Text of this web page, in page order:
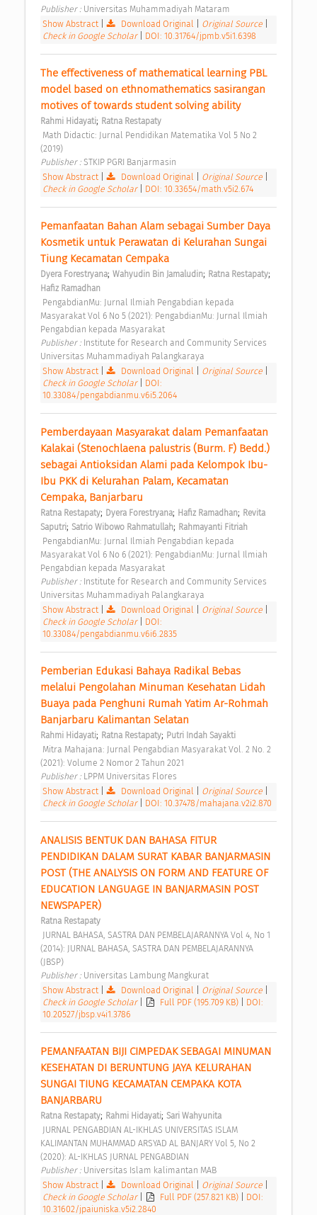
Publisher : Universitas Muhammadiyah Mataram
Show Abstract
Download Original Original Source
Check in Google Scholar
DOI: 10.31764/jpmb.v5i1.6398
The effectiveness of mathematical learning PBL
model based on ethnomathematics sasirangan
motives of towards student solving ability
Rahmi Hidayati; Ratna Restapaty
(2019)
Publisher : STKIP PGRI Banjarmasin
Show Abstract
Download Original Original Source
Check in Google Scholar
DOI: 10.33654/math.v5i2.674
Pemanfaatan Bahan Alam sebagai Sumber Daya
Kosmetik untuk Perawatan di Kelurahan Sungai
Tiung Kecamatan Cempaka
Dyera Forestryana; Wahyudin Bin Jamaludin; Ratna Restapaty;
Hafiz Ramadhan
Masyarakat Vol 6 No 5 (2021): PengabdianMu: Jurnal Ilmiah
Pengabdian kepada Masyarakat
Publisher : Institute for Research and Community Services
Universitas Muhammadiyah Palangkaraya
Show Abstract
Download Original Original Source
Check in Google Scholar
DOI:
10.33084/pengabdianmu.v6i5.2064
Pemberdayaan Masyarakat dalam Pemanfaatan
Kalakai (Stenochlaena palustris (Burm. F) Bedd.)
sebagai Antioksidan Alami pada Kelompok Ibu-
Ibu PKK di Kelurahan Palam, Kecamatan
Cempaka, Banjarbaru
Ratna Restapaty; Dyera Forestryana; Hafiz Ramadhan; Revita
Saputri; ‪Satrio Wibowo Rahmatullah‬; Rahmayanti Fitriah
Masyarakat Vol 6 No 6 (2021): PengabdianMu: Jurnal Ilmiah
Pengabdian kepada Masyarakat
Publisher : Institute for Research and Community Services
Universitas Muhammadiyah Palangkaraya
Show Abstract
Download Original Original Source
Check in Google Scholar
DOI:
10.33084/pengabdianmu.v6i6.2835
Pemberian Edukasi Bahaya Radikal Bebas
melalui Pengolahan Minuman Kesehatan Lidah
Buaya pada Penghuni Rumah Yatim Ar-Rohmah
Banjarbaru Kalimantan Selatan
Rahmi Hidayati; Ratna Restapaty; Putri Indah Sayakti
(2021): Volume 2 Nomor 2 Tahun 2021
Publisher : LPPM Universitas Flores
Show Abstract
Download Original Original Source
Check in Google Scholar
DOI: 10.37478/mahajana.v2i2.870
ANALISIS BENTUK DAN BAHASA FITUR
PENDIDIKAN DALAM SURAT KABAR BANJARMASIN
POST (THE ANALYSIS ON FORM AND FEATURE OF
EDUCATION LANGUAGE IN BANJARMASIN POST
NEWSPAPER)
Ratna Restapaty
(2014): JURNAL BAHASA, SASTRA DAN PEMBELAJARANNYA
(JBSP)
Publisher : Universitas Lambung Mangkurat
Show Abstract
Download Original Original Source
Check in Google Scholar
Full PDF (195.709 KB)
DOI:
10.20527/jbsp.v4i1.3786
PEMANFAATAN BIJI CIMPEDAK SEBAGAI MINUMAN
KESEHATAN DI BERUNTUNG JAYA KELURAHAN
SUNGAI TIUNG KECAMATAN CEMPAKA KOTA
BANJARBARU
Ratna Restapaty; Rahmi Hidayati; Sari Wahyunita
KALIMANTAN MUHAMMAD ARSYAD AL BANJARY Vol 5, No 2
(2020): AL-IKHLAS JURNAL PENGABDIAN
Publisher : Universitas Islam kalimantan MAB
Show Abstract
Download Original Original Source
Check in Google Scholar
Full PDF (257.821 KB)
DOI:
10.31602/jpaiuniska.v5i2.2840